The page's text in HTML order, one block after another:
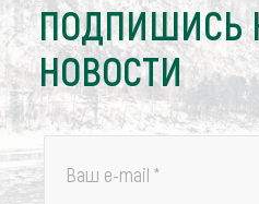
ПОДПИШИСЬ
НОВОСТИ
Ваш e-mail *